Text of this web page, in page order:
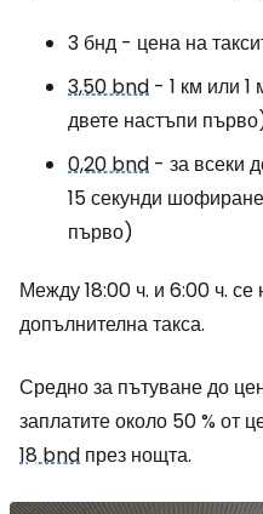
3 бнд - цена на
3,50 bnd - 1 км или 1
двете настъпи
0,20 bnd - за всеки
15 секунди
първо)
Между 18:00 ч. и 6:00 ч. се
допълнителна такса.
Средно за пътуване до
заплатите около 50 % от
18 bnd през нощта.